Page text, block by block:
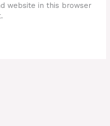
website in this browser